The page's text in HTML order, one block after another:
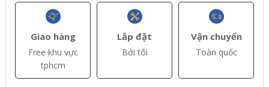
Giao hàng
Free khu vực
tphcm
Lắp đặt
Bởi tôi
Vận chuyển
Toàn quốc